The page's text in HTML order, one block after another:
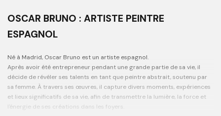
OSCAR BRUNO : ARTISTE PEINTRE
ESPAGNOL
Né à Madrid, Oscar Bruno est un artiste espagnol.
Après avoir été entrepreneur pendant une grande partie de sa vie, il
décide de révéler ses talents en tant que peintre abstrait, soutenu par
sa femme. À travers ses œuvres, il capture divers moments, expériences
et lieux significatifs de sa vie, afin de transmettre la lumière, la force et
l'énergie de ses créations dans les foyers.